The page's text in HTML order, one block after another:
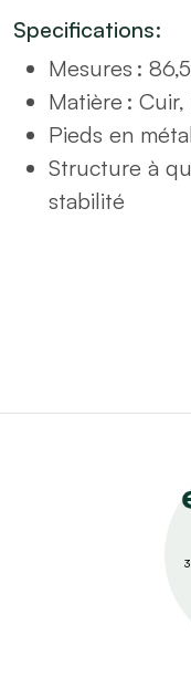
Specifications:
Mesures :
Matière :
Pieds en
Structure à
stabilité